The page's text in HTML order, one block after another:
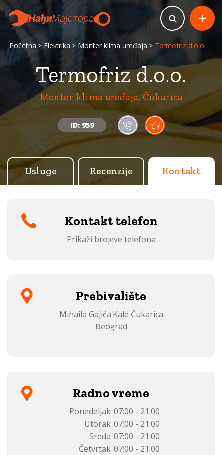
Početna Elektrika Monter klima uređaja Termofriz d.o.o.
Termofriz d.o.o.
Monter klima uređaja, Čukarica
ID: 959
+
Usluge Recenzije Kontakt
Kontakt telefon
Prikaži brojeve telefona
Prebivalište
Mihaila Gajića Kale Čukarica
Beograd
Radno vreme
Ponedeljak: 07:00 - 21:00
Utorak: 07:00 - 21:00
Sreda: 07:00 - 21:00
Četvrtak: 07:00 - 21:00